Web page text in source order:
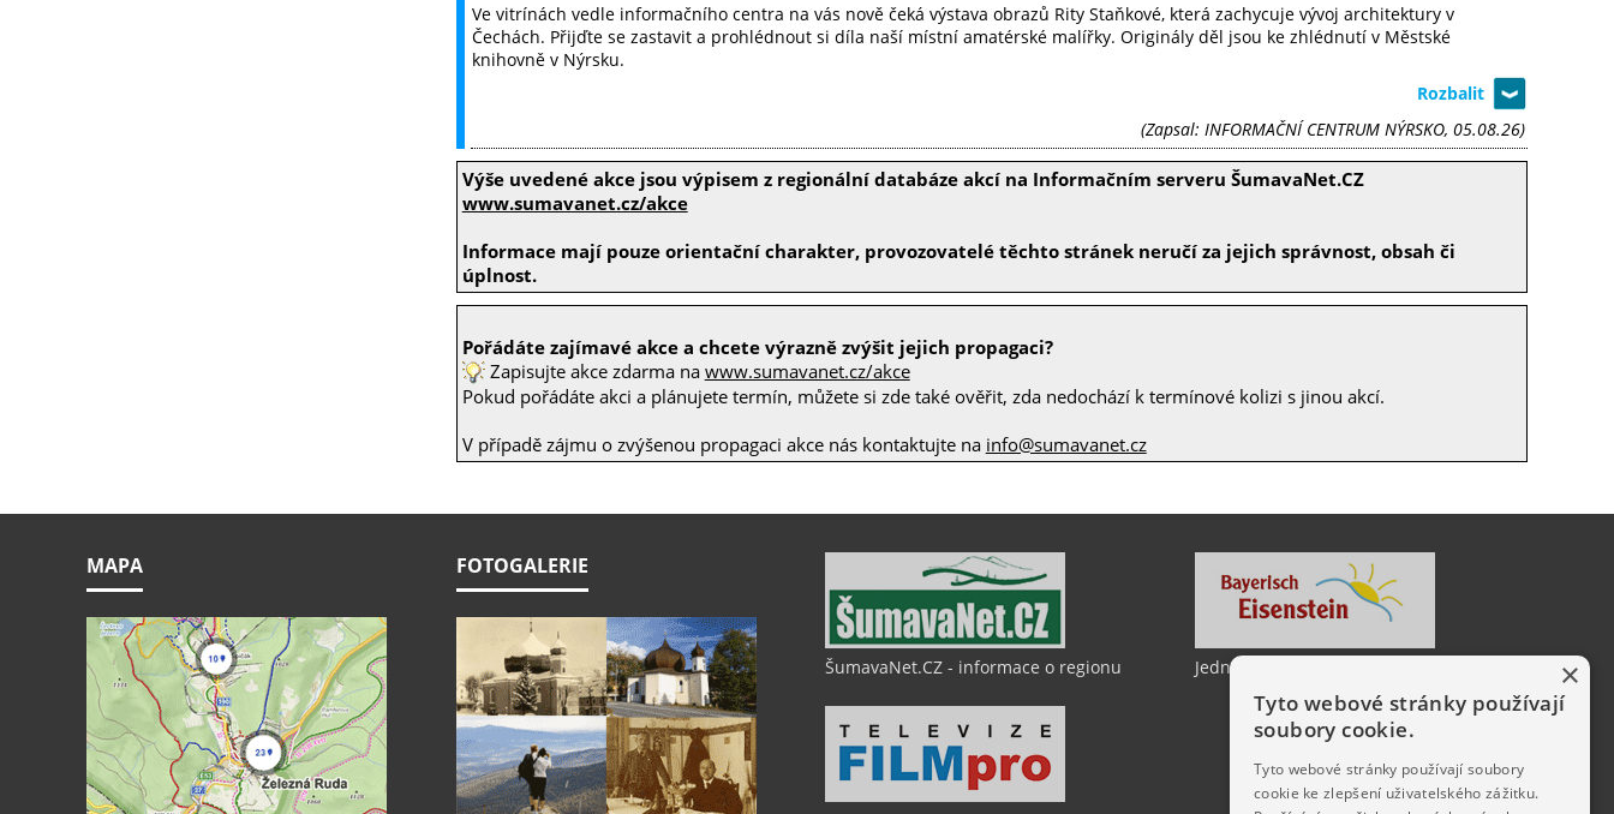
Ve vitrínách vedle informačního centra na vás nově čeká výstava obrazů Rity Staňkové, která zachycuje vývoj architektury v
Čechách. Přijďte se zastavit a prohlédnout si díla naší místní amatérské malířky. Originály děl jsou ke zhlédnutí v Městské
knihovně v Nýrsku.
(Zapsal: INFORMAČNÍ CENTRUM NÝRSKO, 05.08.26)
Výše uvedené akce jsou výpisem z regionální databáze akcí na Informačním serveru ŠumavaNet.CZ
www.sumavanet.cz/akce
Informace mají pouze orientační charakter, provozovatelé těchto stránek neručí za jejich správnost, obsah či
úplnost.
Pořádáte zajímavé akce a chcete výrazně zvýšit jejich propagaci?
Zapisujte akce zdarma na www.sumavanet.cz/akce
Pokud pořádáte akci a plánujete termín, můžete si zde také ověřit, zda nedochází k termínové kolizi s jinou akcí.
V případě zájmu o zvýšenou propagaci akce nás kontaktujte na info@sumavanet.cz
MAPA FOTOGALERIE
ŠumavaNet.CZ - informace o regionu Jedno město, dvě země ×
Tyto webové stránky používají
soubory cookie.
Tyto webové stránky používají soubory
cookie ke zlepšení uživatelského zážitku.